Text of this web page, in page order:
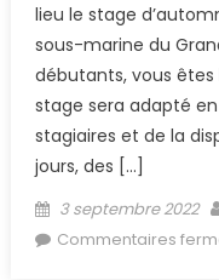
lieu le stage
sous-marine du
débutants, vous
stage sera adapté
stagiaires et de la
jours, des […]
Posted on
3 septembre 2022
Commentaires